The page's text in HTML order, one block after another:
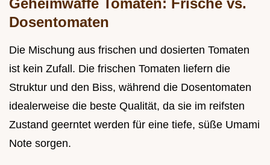
Geheimwaffe Tomaten: Frische vs.
Dosentomaten
Die Mischung aus frischen und dosierten Tomaten
ist kein Zufall. Die frischen Tomaten liefern die
Struktur und den Biss, während die Dosentomaten
idealerweise die beste Qualität, da sie im reifsten
Zustand geerntet werden für eine tiefe, süße Umami
Note sorgen.